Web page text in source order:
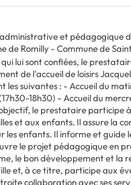
et pédagogique
de Romilly - Commune de
qui lui sont confiées, le
de l'accueil de loisirs
les suivantes : - Accueil du
18h30) - Accueil du
le prestataire participe
et aux enfants. Il assure la
les enfants. Il informe et guide
le projet pédagogique en
le bon développement et la
et, à ce titre, participe aux
collaboration avec ses